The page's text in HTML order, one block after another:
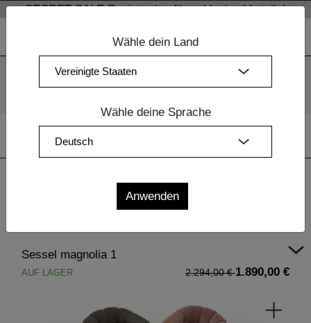
Wir verwenden Cookies. Mit der weiteren Nutzung unserer
SECRET SALE Registration für exklusive Vorteile!
| Sessel magnolia 1
Sessel magnolia 1
AUF LAGER 2.294,00 €1.890,00 €
Wähle dein Land
Wähle deine Sprache